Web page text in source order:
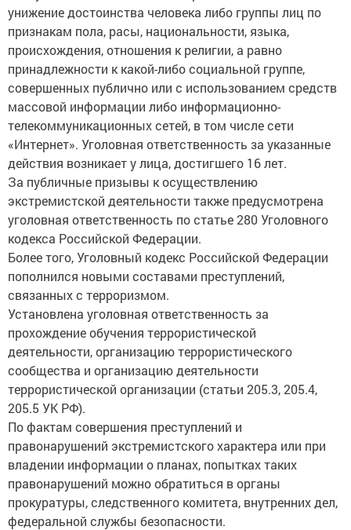
унижение достоинства человека либо группы лиц по
признакам пола, расы, национальности, языка,
происхождения, отношения к религии, а равно
принадлежности к какой-либо социальной группе,
совершенных публично или с использованием средств
массовой информации либо информационно-
телекоммуникационных сетей, в том числе сети
«Интернет». Уголовная ответственность за указанные
действия возникает у лица, достигшего 16 лет.
За публичные призывы к осуществлению
экстремистской деятельности также предусмотрена
уголовная ответственность по статье 280 Уголовного
кодекса Российской Федерации.
Более того, Уголовный кодекс Российской Федерации
пополнился новыми составами преступлений,
связанных с терроризмом.
Установлена уголовная ответственность за
прохождение обучения террористической
деятельности, организацию террористического
сообщества и организацию деятельности
террористической организации (статьи 205.3, 205.4,
205.5 УК РФ).
По фактам совершения преступлений и
правонарушений экстремистского характера или при
владении информации о планах, попытках таких
правонарушений можно обратиться в органы
прокуратуры, следственного комитета, внутренних дел,
федеральной службы безопасности.